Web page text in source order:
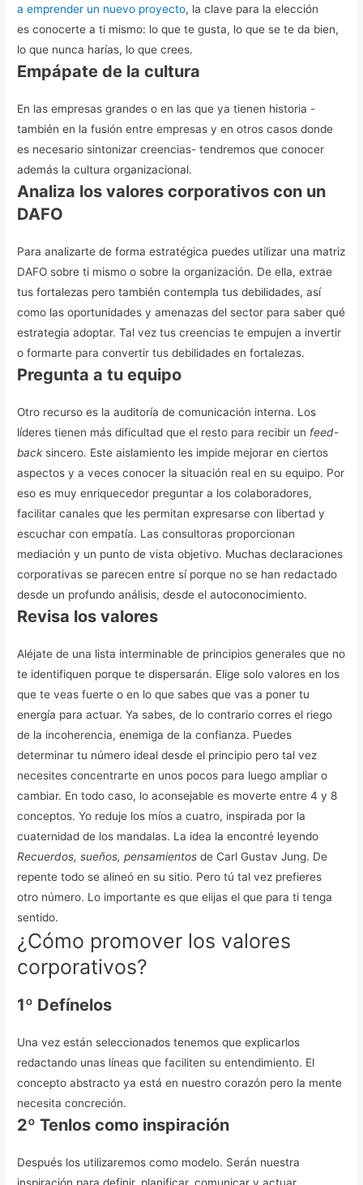
a emprender un nuevo proyecto, la clave para la elección
es conocerte a ti mismo: lo que te gusta, lo que se te da bien,
lo que nunca harías, lo que crees.
Empápate de la cultura
En las empresas grandes o en las que ya tienen historia -
también en la fusión entre empresas y en otros casos donde
es necesario sintonizar creencias- tendremos que conocer
además la cultura organizacional.
Analiza los valores corporativos con un
DAFO
Para analizarte de forma estratégica puedes utilizar una matriz
DAFO sobre ti mismo o sobre la organización. De ella, extrae
tus fortalezas pero también contempla tus debilidades, así
como las oportunidades y amenazas del sector para saber qué
estrategia adoptar. Tal vez tus creencias te empujen a invertir
o formarte para convertir tus debilidades en fortalezas.
Pregunta a tu equipo
Otro recurso es la auditoría de comunicación interna. Los
líderes tienen más dificultad que el resto para recibir un feed-
back sincero. Este aislamiento les impide mejorar en ciertos
aspectos y a veces conocer la situación real en su equipo. Por
eso es muy enriquecedor preguntar a los colaboradores,
facilitar canales que les permitan expresarse con libertad y
escuchar con empatía. Las consultoras proporcionan
mediación y un punto de vista objetivo. Muchas declaraciones
corporativas se parecen entre sí porque no se han redactado
desde un profundo análisis, desde el autoconocimiento.
Revisa los valores
Aléjate de una lista interminable de principios generales que no
te identifiquen porque te dispersarán. Elige solo valores en los
que te veas fuerte o en lo que sabes que vas a poner tu
energía para actuar. Ya sabes, de lo contrario corres el riego
de la incoherencia, enemiga de la confianza. Puedes
determinar tu número ideal desde el principio pero tal vez
necesites concentrarte en unos pocos para luego ampliar o
cambiar. En todo caso, lo aconsejable es moverte entre 4 y 8
conceptos.Yo reduje los míos a cuatro, inspirada por la
cuaternidad de los mandalas. La idea la encontré leyendo
Recuerdos, sueños, pensamientos de Carl Gustav Jung. De
repente todo se alineó en su sitio. Pero tú tal vez prefieres
otro número. Lo importante es que elijas el que para ti tenga
sentido.
¿Cómo promover los valores
corporativos?
1º Defínelos
Una vez están seleccionados tenemos que explicarlos
redactando unas líneas que faciliten su entendimiento. El
concepto abstracto ya está en nuestro corazón pero la mente
necesita concreción.
2º Tenlos como inspiración
Después los utilizaremos como modelo. Serán nuestra